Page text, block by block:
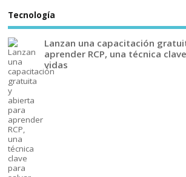
Tecnología
Lanzan una capacitación
aprender RCP, una técnica
vidas